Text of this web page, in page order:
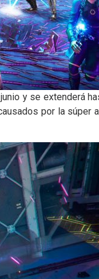
y se extenderá
por la súper